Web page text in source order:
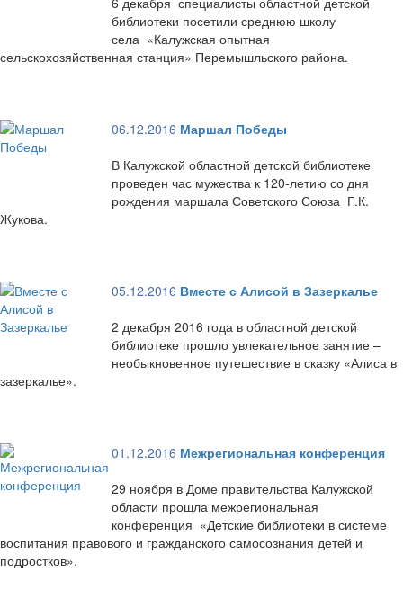
библиотеки посетили среднюю школу
села «Калужская опытная
сельскохозяйственная станция» Перемышльского района.
06.12.2016 Маршал Победы
В Калужской областной детской библиотеке
проведен час мужества к 120-летию со дня
рождения маршала Советского Союза Г.К.
Жукова.
05.12.2016 Вместе с Алисой в Зазеркалье
2 декабря 2016 года в областной детской
библиотеке прошло увлекательное занятие –
необыкновенное путешествие в сказку «Алиса в
зазеркалье».
01.12.2016 Межрегиональная конференция
29 ноября в Доме правительства Калужской
области прошла межрегиональная
конференция «Детские библиотеки в системе
воспитания правового и гражданского самосознания детей и
подростков».